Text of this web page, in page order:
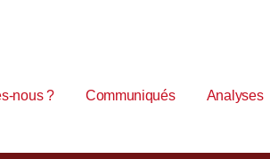
nous ? Communiqués Analyses